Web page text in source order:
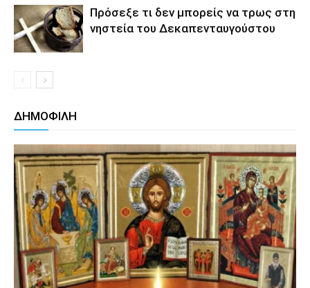
Πρόσεξε τι δεν μπορείς να τρως στη
νηστεία του Δεκαπενταυγούστου
ΔΗΜΟΦΙΛΗ